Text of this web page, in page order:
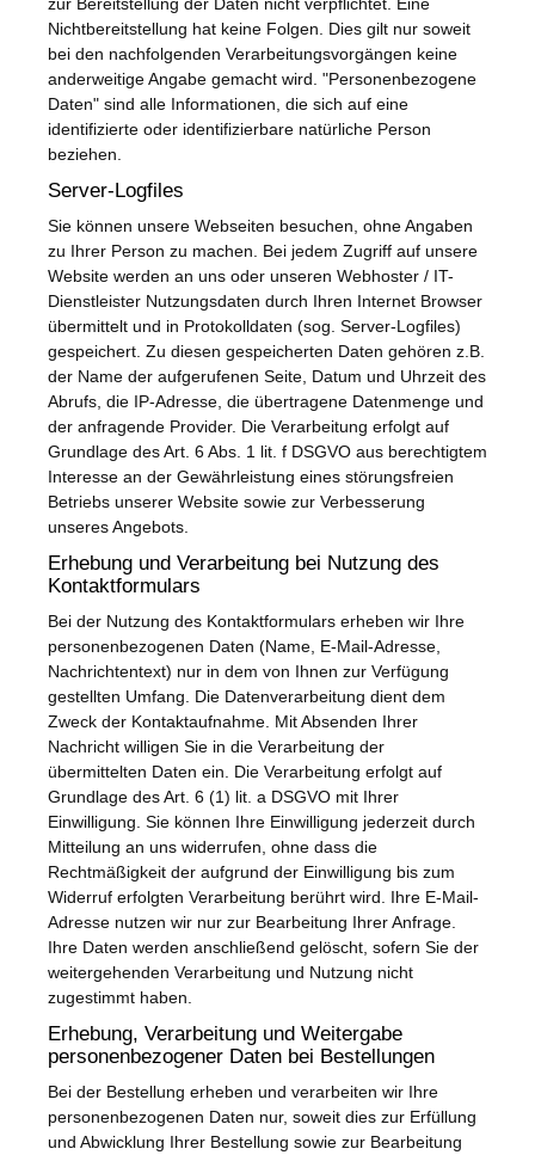
Nichtbereitstellung hat keine Folgen. Dies gilt nur soweit
bei den nachfolgenden Verarbeitungsvorgängen keine
anderweitige Angabe gemacht wird. "Personenbezogene
Daten" sind alle Informationen, die sich auf eine
identifizierte oder identifizierbare natürliche Person
beziehen.
Server-Logfiles
Sie können unsere Webseiten besuchen, ohne Angaben
zu Ihrer Person zu machen. Bei jedem Zugriff auf unsere
Website werden an uns oder unseren Webhoster / IT-
Dienstleister Nutzungsdaten durch Ihren Internet Browser
übermittelt und in Protokolldaten (sog. Server-Logfiles)
gespeichert. Zu diesen gespeicherten Daten gehören z.B.
der Name der aufgerufenen Seite, Datum und Uhrzeit des
Abrufs, die IP-Adresse, die übertragene Datenmenge und
der anfragende Provider. Die Verarbeitung erfolgt auf
Grundlage des Art. 6 Abs. 1 lit. f DSGVO aus berechtigtem
Interesse an der Gewährleistung eines störungsfreien
Betriebs unserer Website sowie zur Verbesserung
unseres Angebots.
Erhebung und Verarbeitung bei Nutzung des
Kontaktformulars
Bei der Nutzung des Kontaktformulars erheben wir Ihre
personenbezogenen Daten (Name, E-Mail-Adresse,
Nachrichtentext) nur in dem von Ihnen zur Verfügung
gestellten Umfang. Die Datenverarbeitung dient dem
Zweck der Kontaktaufnahme. Mit Absenden Ihrer
Nachricht willigen Sie in die Verarbeitung der
übermittelten Daten ein. Die Verarbeitung erfolgt auf
Grundlage des Art. 6 (1) lit. a DSGVO mit Ihrer
Einwilligung. Sie können Ihre Einwilligung jederzeit durch
Mitteilung an uns widerrufen, ohne dass die
Rechtmäßigkeit der aufgrund der Einwilligung bis zum
Widerruf erfolgten Verarbeitung berührt wird. Ihre E-Mail-
Adresse nutzen wir nur zur Bearbeitung Ihrer Anfrage.
Ihre Daten werden anschließend gelöscht, sofern Sie der
weitergehenden Verarbeitung und Nutzung nicht
zugestimmt haben.
Erhebung, Verarbeitung und Weitergabe
personenbezogener Daten bei Bestellungen
Bei der Bestellung erheben und verarbeiten wir Ihre
personenbezogenen Daten nur, soweit dies zur Erfüllung
und Abwicklung Ihrer Bestellung sowie zur Bearbeitung